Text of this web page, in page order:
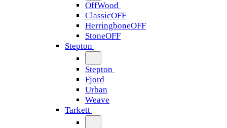
OffWood
ClassicOFF
HerringboneOFF
StoneOFF
Stepton
Stepton
Fjord
Urban
Weave
Tarkett